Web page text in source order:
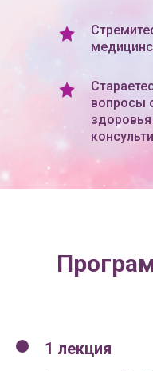
вопросы
здоровья
1 лекция